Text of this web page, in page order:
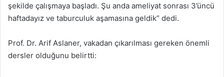
şekilde çalışmaya başladı. Şu anda ameliyat sonrası 3’üncü
haftadayız ve taburculuk aşamasına geldik” dedi.
Prof. Dr. Arif Aslaner, vakadan çıkarılması gereken önemli
dersler olduğunu belirtti: